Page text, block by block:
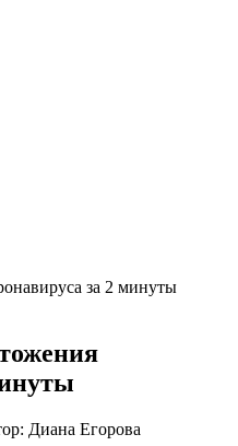
за 2 минуты
Диана Егорова